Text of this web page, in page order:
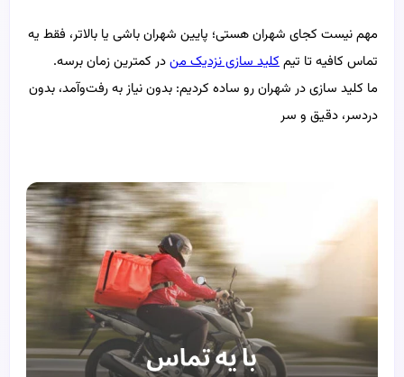
مهم نیست کجای شهران هستی؛ پایین شهران باشی یا بالاتر، فقط یه
تماس کافیه تا تیمکلید سازی نزدیک مندر کمترین زمان برسه.
ما کلید سازی در شهران رو ساده کردیم: بدون نیاز به رفت‌وآمد، بدون
دردسر، دقیق و سر